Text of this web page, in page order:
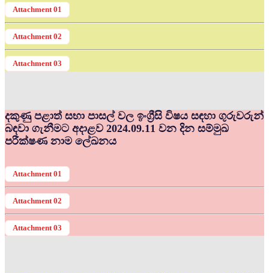
Attachment 01
Attachment 02
Attachment 03
දකුණු පළාත් සභා පාසල් වල ඉංග්‍රීසි විෂය සඳහා ගුරුවරුන්
බඳවා ගැනීමට අදාළව 2024.09.11 වන දින සම්මුඛ
පරීක්ෂණ නාම ලේඛනය
Attachment 01
Attachment 02
Attachment 03